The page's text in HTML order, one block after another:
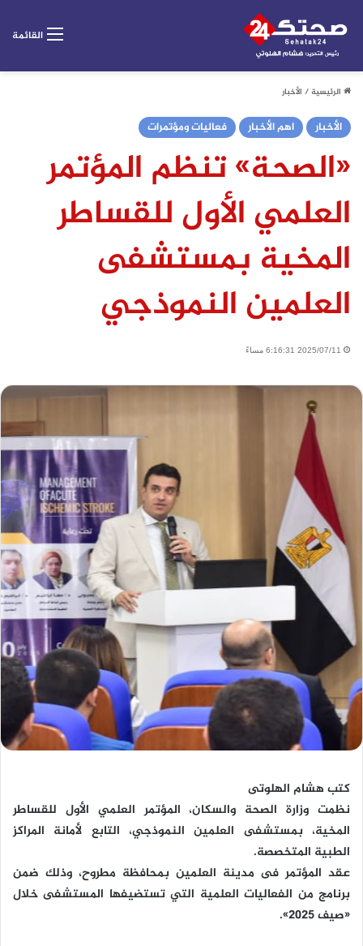
القائمة
الرئيسية/ الأخبار
الأخبار اهم الأخبار فعاليات ومؤتمرات
«الصحة» تنظم المؤتمر
العلمي الأول للقساطر
المخية بمستشفى
العلمين النموذجي
2025/07/11 6:16:31 مساءً
كتب هشام الهلوتى
نظمت وزارة الصحة والسكان، المؤتمر العلمي الأول للقساطر
المخية، بمستشفى العلمين النموذجي، التابع لأمانة المراكز
الطبية المتخصصة.
عقد المؤتمر فى مدينة العلمين بمحافظة مطروح، وذلك ضمن
برنامج من الفعاليات العلمية التي تستضيفها المستشفى خلال
«صيف 2025».